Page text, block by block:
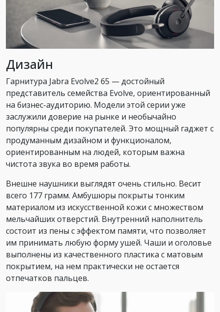
Дизайн
Гарнитура Jabra Evolve2 65 — достойный
представитель семейства Evolve, ориентированный
на бизнес-аудиторию. Модели этой серии уже
заслужили доверие на рынке и необычайно
популярны среди покупателей. Это мощный гаджет с
продуманным дизайном и функционалом,
ориентированным на людей, которым важна
чистота звука во время работы.
Внешне наушники выглядят очень стильно. Весит
всего 177 грамм. Амбушюры покрыты тонким
материалом из искусственной кожи с множеством
мельчайших отверстий. Внутренний наполнитель
состоит из пены с эффектом памяти, что позволяет
им принимать любую форму ушей. Чаши и оголовье
выполнены из качественного пластика с матовым
покрытием, на нем практически не остается
отпечатков пальцев.